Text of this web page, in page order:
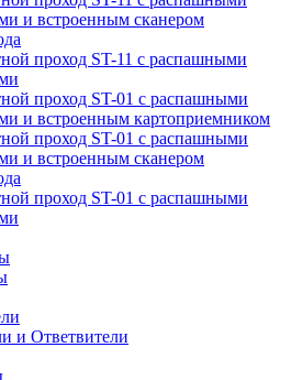
и встроенным сканером
проход ST-11 с распашными
проход ST-01 с распашными
и встроенным картоприемником
проход ST-01 с распашными
и встроенным сканером
проход ST-01 с распашными
и Ответвители